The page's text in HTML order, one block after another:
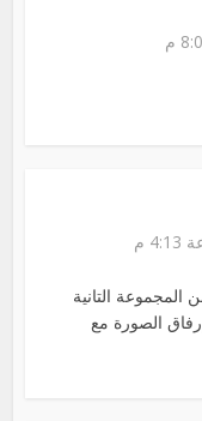
غير موجودة في السؤال رقم 20 من المجموعة التانية
الصورة مع